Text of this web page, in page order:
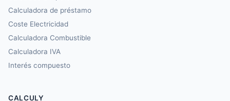
Calculadora de préstamo
Coste Electricidad
Calculadora Combustible
Calculadora IVA
Interés compuesto
CALCULY